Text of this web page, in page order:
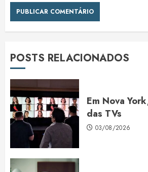
POSTS RELACIONADOS
Em Nova
das TVs
03/08/2026